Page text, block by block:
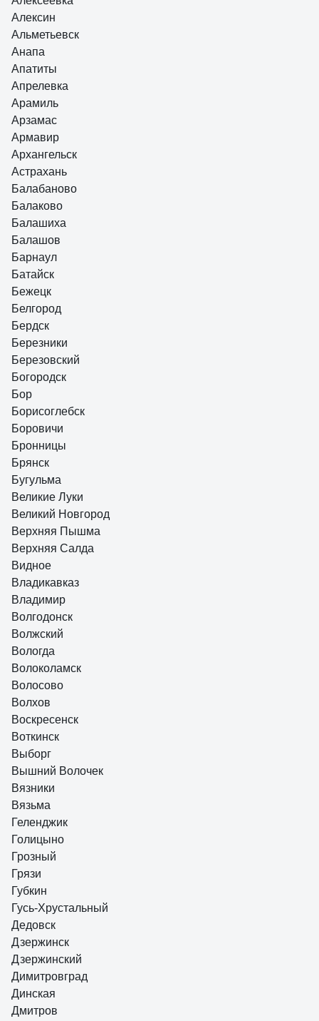
Алексин
Альметьевск
Анапа
Апатиты
Апрелевка
Арамиль
Арзамас
Армавир
Архангельск
Астрахань
Балабаново
Балаково
Балашиха
Балашов
Барнаул
Батайск
Бежецк
Белгород
Бердск
Березники
Березовский
Богородск
Бор
Борисоглебск
Боровичи
Бронницы
Брянск
Бугульма
Великие Луки
Великий Новгород
Верхняя Пышма
Верхняя Салда
Видное
Владикавказ
Владимир
Волгодонск
Волжский
Вологда
Волоколамск
Волосово
Волхов
Воскресенск
Воткинск
Выборг
Вышний Волочек
Вязники
Вязьма
Геленджик
Голицыно
Грозный
Грязи
Губкин
Гусь-Хрустальный
Дедовск
Дзержинск
Дзержинский
Димитровград
Динская
Дмитров